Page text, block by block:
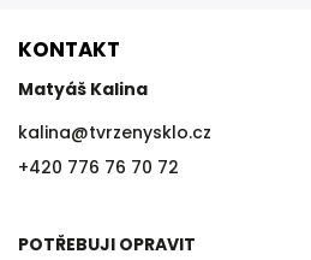
KONTAKT
Matyáš Kalina
kalina@tvrzenysklo.cz
+420 776 76 70 72
POTŘEBUJI OPRAVIT